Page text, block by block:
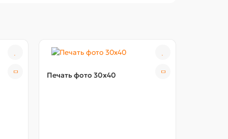
Печать фото 30x40